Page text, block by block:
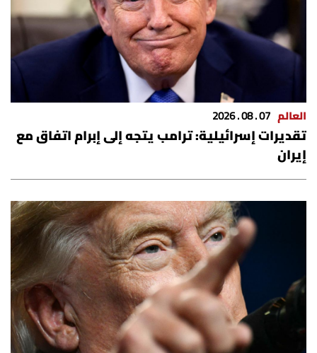
العالم 07 . 08 . 2026
تقديرات إسرائيلية: ترامب يتجه إلى إبرام اتفاق مع
إيران